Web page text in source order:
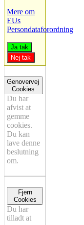
Mere om
EUs
Persondataforordning
Ja tak
Nej tak
Genovervej
Cookies
Du har
afvist at
gemme
cookies.
Du kan
lave denne
beslutning
om.
Fjern
Cookies
Du har
tilladt at